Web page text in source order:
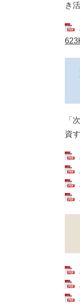
き
「
資